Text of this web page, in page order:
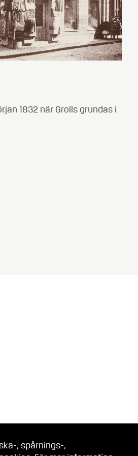
1832 när Grolls grundas i
, spårnings-,